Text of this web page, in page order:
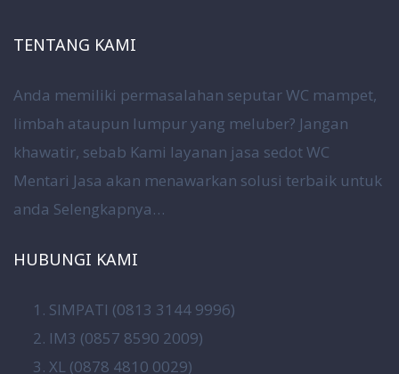
TENTANG KAMI
Anda memiliki permasalahan seputar WC mampet,
limbah ataupun lumpur yang meluber? Jangan
khawatir, sebab Kami layanan jasa sedot WC
Mentari Jasa akan menawarkan solusi terbaik untuk
anda Selengkapnya…
HUBUNGI KAMI
SIMPATI (0813 3144 9996)
IM3 (0857 8590 2009)
XL (0878 4810 0029)